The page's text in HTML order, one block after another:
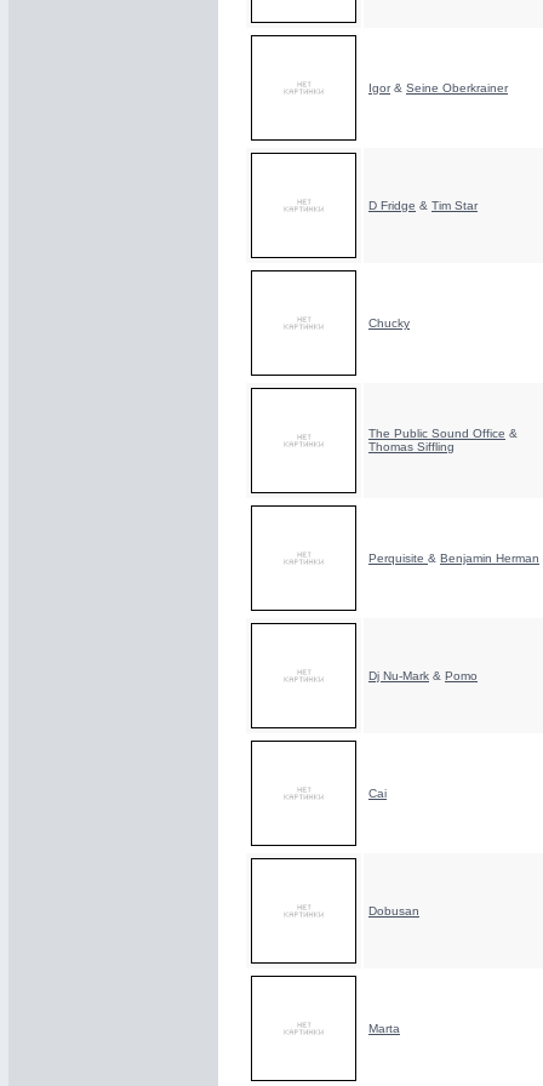
Igor& Seine Oberkrainer
D Fridge & Tim Star
Chucky
The Public Sound Office &
Thomas Siffling
Perquisite & Benjamin Herman
Dj Nu-Mark & Pomo
Cai
Dobusan
Marta